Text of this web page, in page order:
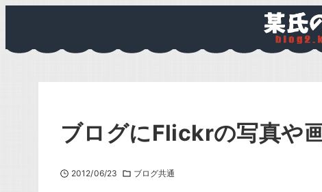
ブログにFlickrの写真や
2012/06/23 ブログ共通